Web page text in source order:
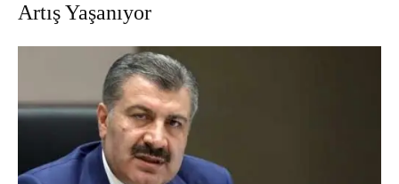
Artış Yaşanıyor